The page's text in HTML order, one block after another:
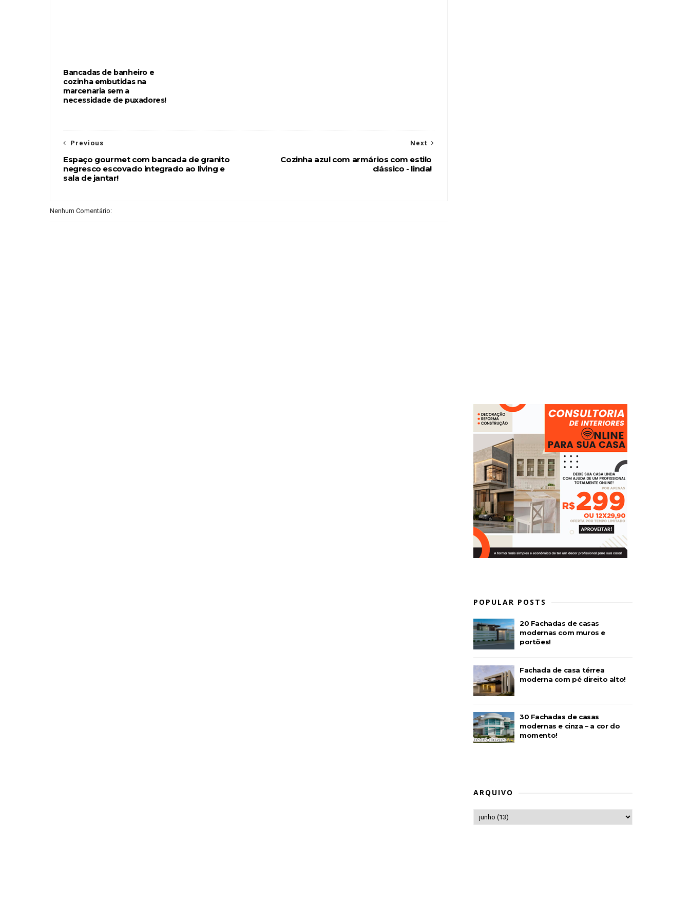
Bancadas de banheiro e
cozinha embutidas na
marcenaria sem a
necessidade de puxadores!
Next
Cozinha azul com armários com estilo
clássico - linda!
Previous
Espaço gourmet com bancada de granito
negresco escovado integrado ao living e
sala de jantar!
Nenhum Comentário:
POPULAR POSTS
20 Fachadas de casas
modernas com muros e
portões!
Fachada de casa térrea
moderna com pé direito alto!
30 Fachadas de casas
modernas e cinza – a cor do
momento!
ARQUIVO